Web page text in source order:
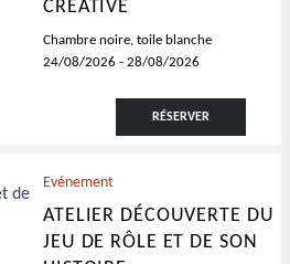
CRÉATIVE
Chambre noire, toile blanche
24/08/2026 - 28/08/2026
RÉSERVER
Evénement
ATELIER DÉCOUVERTE DU
JEU DE RÔLE ET DE SON